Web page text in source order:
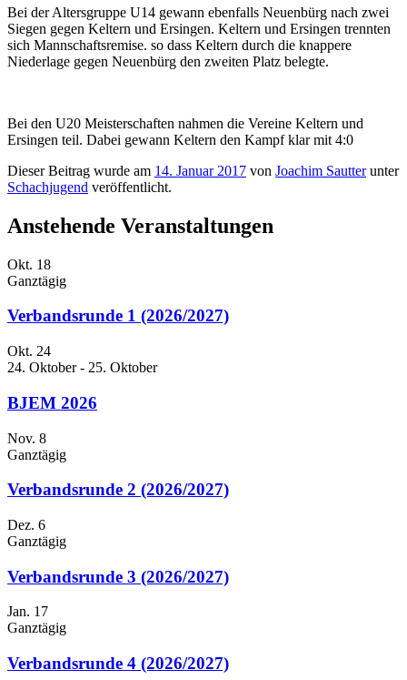
Bei der Altersgruppe U14 gewann ebenfalls Neuenbürg nach zwei
Siegen gegen Keltern und Ersingen. Keltern und Ersingen trennten
sich Mannschaftsremise. so dass Keltern durch die knappere
Niederlage gegen Neuenbürg den zweiten Platz belegte.
Bei den U20 Meisterschaften nahmen die Vereine Keltern und
Ersingen teil. Dabei gewann Keltern den Kampf klar mit 4:0
Dieser Beitrag wurde am 14. Januar 2017 von Joachim Sautterunter
Schachjugend veröffentlicht.
Anstehende Veranstaltungen
Okt. 18
Ganztägig
Verbandsrunde 1 (2026/2027)
Okt. 24
24. Oktober- 25. Oktober
BJEM 2026
Nov. 8
Ganztägig
Verbandsrunde 2 (2026/2027)
Dez. 6
Ganztägig
Verbandsrunde 3 (2026/2027)
Jan. 17
Ganztägig
Verbandsrunde 4 (2026/2027)